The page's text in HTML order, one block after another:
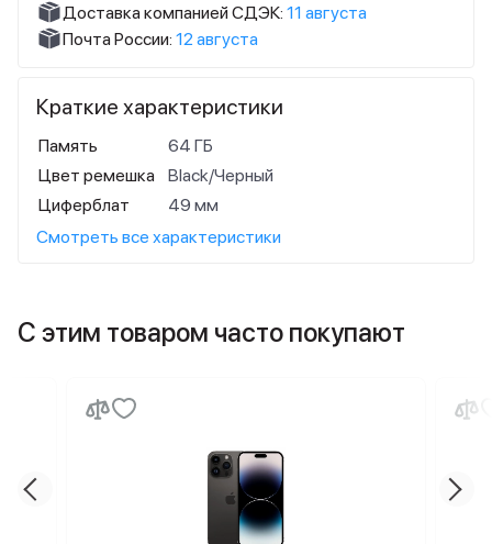
Доставка компанией СДЭК: 11 августа
Почта России: 12 августа
Краткие характеристики
Память
64 ГБ
Цвет ремешка
Black/Черный
Циферблат
49 мм
Смотреть все характеристики
С этим товаром часто покупают